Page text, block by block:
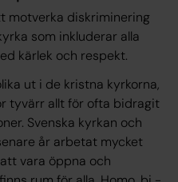
motverka diskriminering
som inkluderar alla
kärlek och respekt.
ut i de kristna kyrkorna,
tyvärr allt för ofta bidragit
Svenska kyrkan och
år arbetat mycket
vara öppna och